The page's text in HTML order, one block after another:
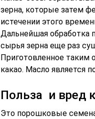
зерна, которые затем
истечении этого
Дальнейшая обработка
сырья зерна еще раз
Приготовленное
какао. Масло является
Польза и вред
Это порошковые